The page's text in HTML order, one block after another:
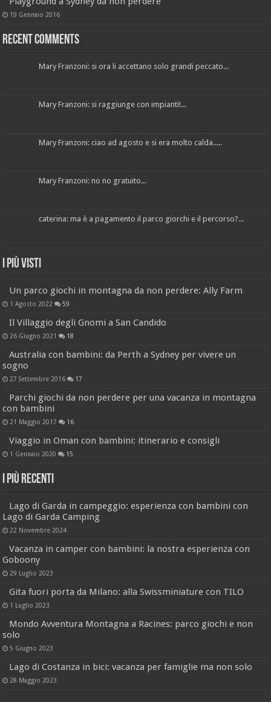
19 Gennaio 2016
Recent Comments
Mary Franzoni: si ora li accettano solo grandi peccato...
Mary Franzoni: si raggiunge con impianti!...
Mary Franzoni: ciao ad agosto e si era molto calda.....
Mary Franzoni: no no gratuito...
caterina: ma è a pagamento il parco giorchi e il percorso?...
I più visti
Un parco giochi in montagna da non perdere: Ally Farm
1 Agosto 2022 59
Il Villaggio degli Gnomi a San Candido
26 Giugno 2021 18
Australia con bambini: da Perth a Sydney per vivere un
sogno
27 Settembre 2016 17
Parchi giochi da non perdere per una vacanza in montagna
con bambini
21 Maggio 2017 16
Viaggio in Oman con bambini: itinerario e consigli
1 Gennaio 2020 15
I più recenti
Lago di Garda in campeggio: esperienza con bambini con
Lago di Garda Camping
22 Novembre 2024
Vacanza in camper con bambini: la nostra esperienza con
Goboony
29 Luglio 2023
Gita fuori porta da Milano: alla Swissminiature con TILO
1 Luglio 2023
Mondo Avventura Montagna a Racines: parco giochi e non
solo
5 Giugno 2023
Lago di Costanza in bici: vacanza per famiglie ma non solo
28 Maggio 2023